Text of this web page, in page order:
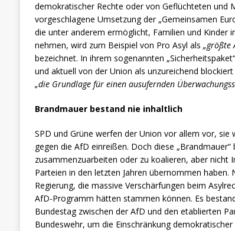
demokratischer Rechte oder von Geflüchteten und
vorgeschlagene Umsetzung der „Gemeinsamen
die unter anderem ermöglicht, Familien und Kinder
nehmen, wird zum Beispiel von Pro Asyl als „größte
bezeichnet. In ihrem sogenannten
und aktuell von der Union als unzureichend
„die Grundlage für einen ausufernden
Brandmauer bestand nie inhaltlich
SPD und Grüne werfen der Union vor allem vor, sie
gegen die AfD einreißen. Doch diese
zusammenzuarbeiten oder zu koalieren, aber nicht
Parteien in den letzten Jahren übernommen haben.
Regierung, die massive Verschärfungen beim
AfD-Programm hätten stammen können. Es
Bundestag zwischen der AfD und den etablierten
Bundeswehr, um die Einschränkung